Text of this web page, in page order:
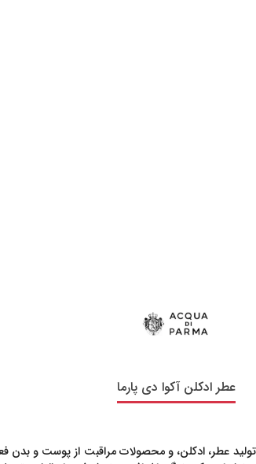
عطر ادکلن آکوا دی پارما